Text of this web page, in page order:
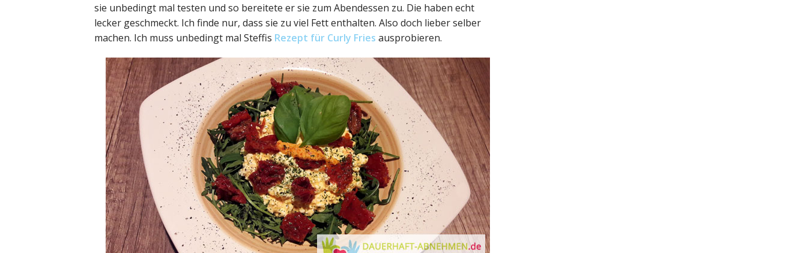
sie unbedingt mal testen und so bereitete er sie zum Abendessen zu. Die haben echt
lecker geschmeckt. Ich finde nur, dass sie zu viel Fett enthalten. Also doch lieber selber
machen. Ich muss unbedingt mal Steffis Rezept für Curly Fries ausprobieren.